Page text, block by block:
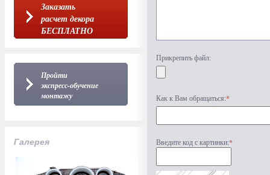
Заказать
расчет декора
БЕСПЛАТНО
Пройти
экспресс-обучение
монтажу
Галерея
Прикрепить файл:
Как к Вам обращаться:*
Введите код с картинки:*